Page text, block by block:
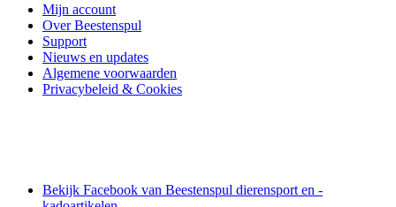
Mijn account
Over Beestenspul
Support
Nieuws en updates
Algemene voorwaarden
Privacybeleid & Cookies
Bekijk Facebook van Beestenspul dierensport en -